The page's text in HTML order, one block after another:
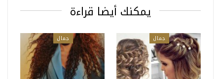
يمكنك أيضا قراءة
جمال جمال